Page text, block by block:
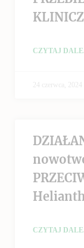
CZYTAJ
24 czerwca, 2024
CZYTAJ